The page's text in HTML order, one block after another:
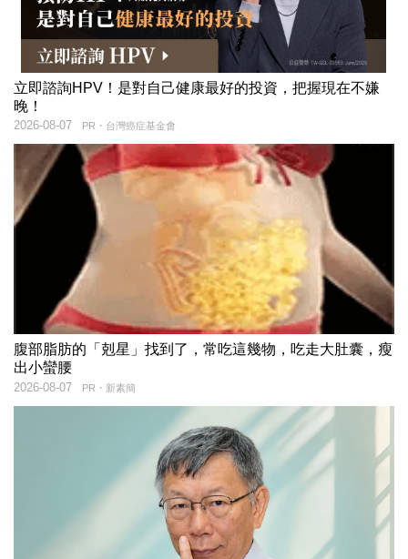
立即諮詢HPV！是對自己健康最好的投資，把握現在不嫌
晚！
PR・台灣癌症基金會
2026-08-07
腹部脂肪的「剋星」找到了，常吃這幾物，吃走大肚囊，瘦
出小蠻腰
PR・新素簡
2026-08-07